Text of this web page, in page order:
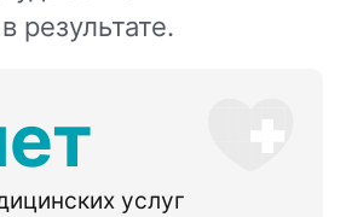
результате.
услуг